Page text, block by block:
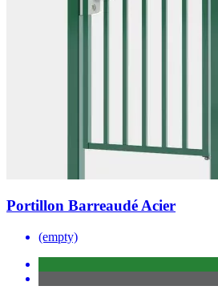
Portillon Barreaudé Acier
(empty)